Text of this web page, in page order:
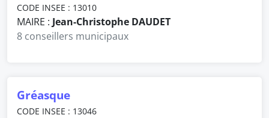
CODE INSEE : 13010
MAIRE : Jean-Christophe DAUDET
8 conseillers municipaux
Gréasque
CODE INSEE : 13046